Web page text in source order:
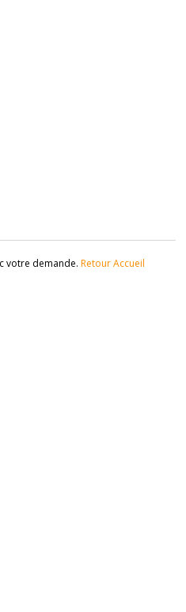
votre demande.Retour Accueil